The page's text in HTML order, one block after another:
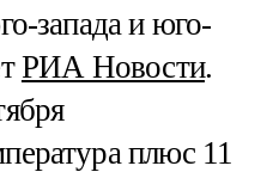
запада и юго-
РИА Новости.
плюс 11